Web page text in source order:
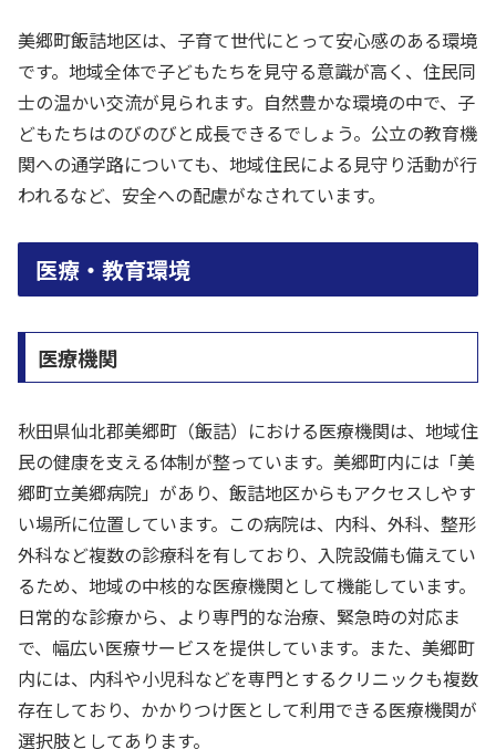
美郷町飯詰地区は、子育て世代にとって安心感のある環境
です。地域全体で子どもたちを見守る意識が高く、住民同
士の温かい交流が見られます。自然豊かな環境の中で、子
どもたちはのびのびと成長できるでしょう。公立の教育機
関への通学路についても、地域住民による見守り活動が行
われるなど、安全への配慮がなされています。
医療・教育環境
医療機関
秋田県仙北郡美郷町（飯詰）における医療機関は、地域住
民の健康を支える体制が整っています。美郷町内には「美
郷町立美郷病院」があり、飯詰地区からもアクセスしやす
い場所に位置しています。この病院は、内科、外科、整形
外科など複数の診療科を有しており、入院設備も備えてい
るため、地域の中核的な医療機関として機能しています。
日常的な診療から、より専門的な治療、緊急時の対応ま
で、幅広い医療サービスを提供しています。また、美郷町
内には、内科や小児科などを専門とするクリニックも複数
存在しており、かかりつけ医として利用できる医療機関が
選択肢としてあります。